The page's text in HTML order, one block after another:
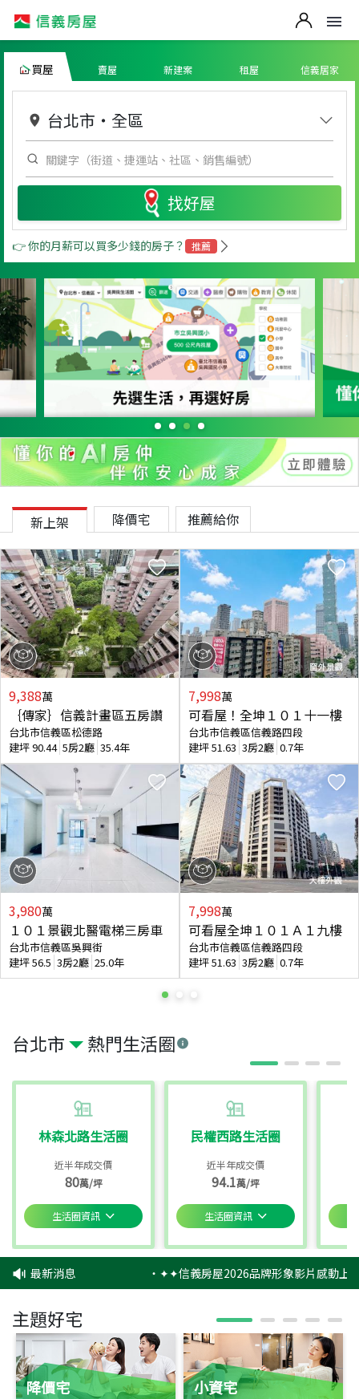
買屋 賣屋 新建案 租屋 信義居家
台北市 ・ 全區
找好屋
👉 你的月薪可以買多少錢的房子？ 推薦
台北市 熱門生活圈
林森北路生活圈
近半年成交價
80萬/坪
生活圈資訊
民權西路生活圈
近半年成交價
94.1萬/坪
生活圈資訊
新上架 降價宅 推薦給你
9,388萬
｛傳家｝信義計畫區五房讚
台北市信義區松德路
建坪90.44 5房2廳 35.4年
3,980萬
１０１景觀北醫電梯三房車
台北市信義區吳興街
建坪56.5 3房2廳 25.0年
7,998萬
可看屋！全坤１０１十一樓
台北市信義區信義路四段
建坪51.63 3房2廳 0.7年
7,998萬
可看屋全坤１０１Ａ１九樓
台北市信義區信義路四段
建坪51.63 3房2廳 0.7年
最新消息 ‧✦✦信義房屋2026品牌形象影片感動上
主題好宅
降價宅 小資宅